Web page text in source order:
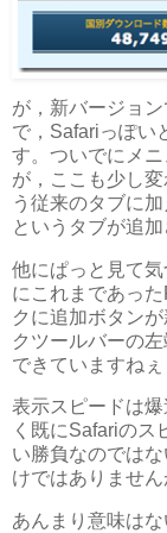
が，新バージョ
で，Safariっぽい
す。ついでにメ
が，ここも少し
う従来のタブに
というタブが追加
他にぱっと見て
にこれまであっ
クに追加ボタン
クツールバーの
できていますねぇ
表示スピードは
く既にSafariのス
い勝負なのでは
けではありませ
あんまり意味は